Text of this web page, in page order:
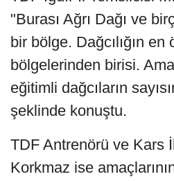
"Burası Ağrı Dağı ve
bir bölge. Dağcılığın en
bölgelerinden birisi.
eğitimli dağcıların
şeklinde konuştu.
TDF Antrenörü ve Kars
Korkmaz ise